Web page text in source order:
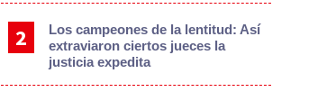
Los campeones de la lentitud: Así
extraviaron ciertos jueces la
justicia expedita